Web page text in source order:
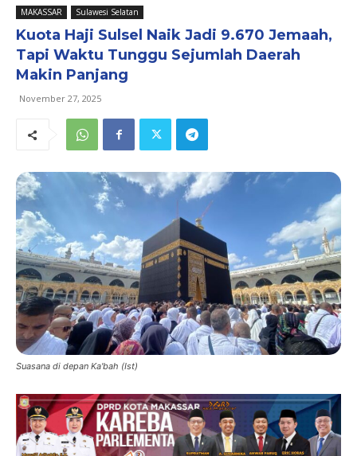
MAKASSAR Sulawesi Selatan
Kuota Haji Sulsel Naik Jadi 9.670 Jemaah,
Tapi Waktu Tunggu Sejumlah Daerah
Makin Panjang
November 27, 2025
Suasana di depan Ka'bah (Ist)